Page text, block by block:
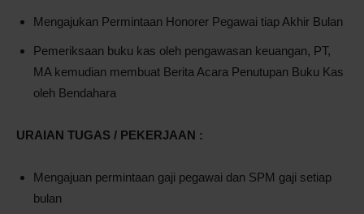
Mengajukan Permintaan Honorer Pegawai tiap Akhir Bulan
Pemeriksaan buku kas oleh pengawasan keuangan, PT,
MA kemudian membuat Berita Acara Penutupan Buku Kas
oleh Bendahara
URAIAN TUGAS / PEKERJAAN :
Mengajuan permintaan gaji pegawai dan SPM gaji setiap
bulan